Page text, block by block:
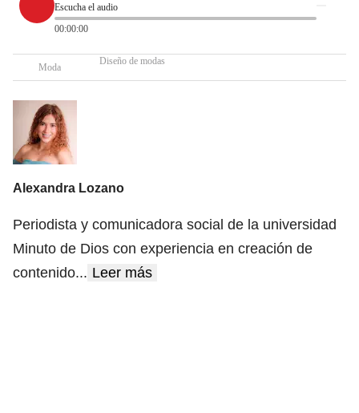
Escucha el audio
00:00:00
Moda
Diseño de modas
Alexandra Lozano
Periodista y comunicadora social de la universidad
Minuto de Dios con experiencia en creación de
contenido... Leer más